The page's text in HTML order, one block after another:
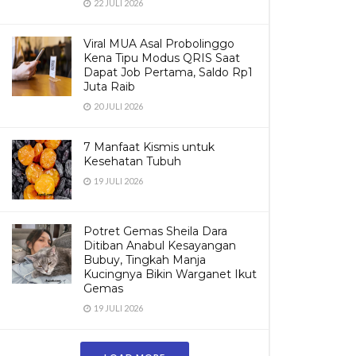
22 JULI 2026
Viral MUA Asal Probolinggo
Kena Tipu Modus QRIS Saat
Dapat Job Pertama, Saldo Rp1
Juta Raib
20 JULI 2026
7 Manfaat Kismis untuk
Kesehatan Tubuh
19 JULI 2026
Potret Gemas Sheila Dara
Ditiban Anabul Kesayangan
Bubuy, Tingkah Manja
Kucingnya Bikin Warganet Ikut
Gemas
19 JULI 2026